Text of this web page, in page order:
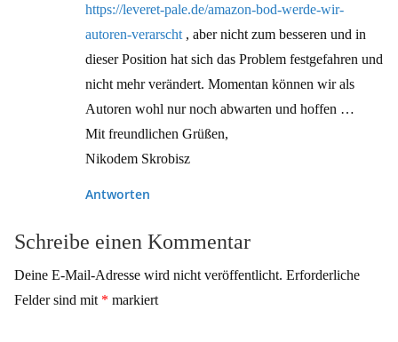
https://leveret-pale.de/amazon-bod-werde-wir-
autoren-verarscht , aber nicht zum besseren und in
dieser Position hat sich das Problem festgefahren und
nicht mehr verändert. Momentan können wir als
Autoren wohl nur noch abwarten und hoffen …
Mit freundlichen Grüßen,
Nikodem Skrobisz
Antworten
Schreibe einen Kommentar
Deine E-Mail-Adresse wird nicht veröffentlicht. Erforderliche
Felder sind mit * markiert